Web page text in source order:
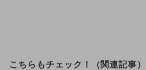
こちらもチェック！（関連記事）